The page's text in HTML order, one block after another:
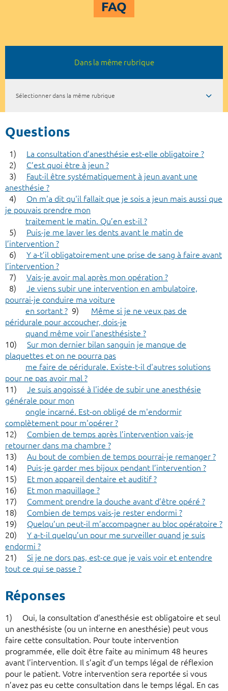
FAQ
Dans la même rubrique
Sélectionner dans la même rubrique
Questions
1) La consultation d’anesthésie est-elle obligatoire ?
2) C’est quoi être à jeun ?
3) Faut-il être systématiquement à jeun avant une
anesthésie ?
4) On m'a dit qu'il fallait que je sois a jeun mais aussi que
je pouvais prendre mon
traitement le matin. Qu’en est-il ?
5) Puis-je me laver les dents avant le matin de
l’intervention ?
6) Y a-t’il obligatoirement une prise de sang à faire avant
l’intervention ?
7) Vais-je avoir mal après mon opération ?
8) Je viens subir une intervention en ambulatoire,
pourrai-je conduire ma voiture
en sortant ? 9) Même si je ne veux pas de
péridurale pour accoucher, dois-je
quand même voir l'anesthésiste ?
10) Sur mon dernier bilan sanguin je manque de
plaquettes et on ne pourra pas
me faire de péridurale. Existe-t-il d'autres solutions
pour ne pas avoir mal ?
11) Je suis angoissé à l'idée de subir une anesthésie
générale pour mon
ongle incarné. Est-on obligé de m'endormir
complètement pour m'opérer ?
12) Combien de temps après l’intervention vais-je
retourner dans ma chambre ?
13) Au bout de combien de temps pourrai-je remanger ?
14) Puis-je garder mes bijoux pendant l’intervention ?
15) Et mon appareil dentaire et auditif ?
16) Et mon maquillage ?
17) Comment prendre la douche avant d’être opéré ?
18) Combien de temps vais-je rester endormi ?
19) Quelqu’un peut-il m’accompagner au bloc opératoire ?
20) Y a-t-il quelqu’un pour me surveiller quand je suis
endormi ?
21) Si je ne dors pas, est-ce que je vais voir et entendre
tout ce qui se passe ?
Réponses
1) Oui, la consultation d’anesthésie est obligatoire et seul
un anesthésiste (ou un interne en anesthésie) peut vous
faire cette consultation. Pour toute intervention
programmée, elle doit être faite au minimum 48 heures
avant l’intervention. Il s’agit d’un temps légal de réflexion
pour le patient. Votre intervention sera reportée si vous
n’avez pas eu cette consultation dans le temps légal. En cas